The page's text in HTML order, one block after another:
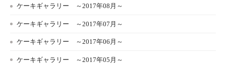
ケーキギャラリー ～2017年08月～
ケーキギャラリー ～2017年07月～
ケーキギャラリー ～2017年06月～
ケーキギャラリー ～2017年05月～